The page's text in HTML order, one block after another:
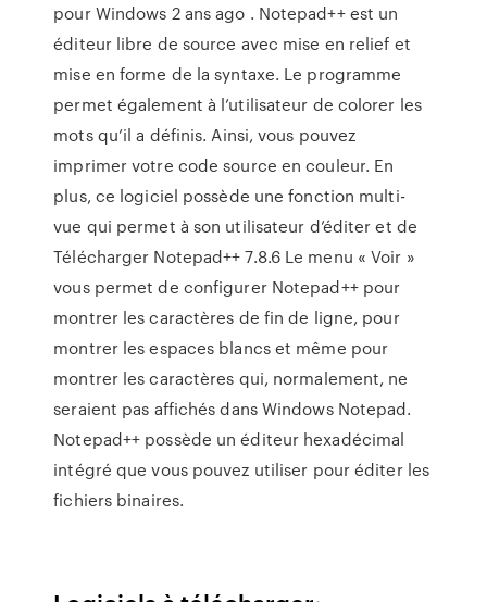
pour Windows 2 ans ago . Notepad++ est un
éditeur libre de source avec mise en relief et
mise en forme de la syntaxe. Le programme
permet également à l’utilisateur de colorer les
mots qu’il a définis. Ainsi, vous pouvez
imprimer votre code source en couleur. En
plus, ce logiciel possède une fonction multi-
vue qui permet à son utilisateur d’éditer et de
Télécharger Notepad++ 7.8.6 Le menu « Voir »
vous permet de configurer Notepad++ pour
montrer les caractères de fin de ligne, pour
montrer les espaces blancs et même pour
montrer les caractères qui, normalement, ne
seraient pas affichés dans Windows Notepad.
Notepad++ possède un éditeur hexadécimal
intégré que vous pouvez utiliser pour éditer les
fichiers binaires.